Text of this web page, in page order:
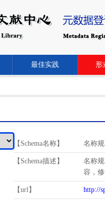
最佳实践 形
【Schema名称】 名称规
【Schema描述】
名称
容，
【url】 http://